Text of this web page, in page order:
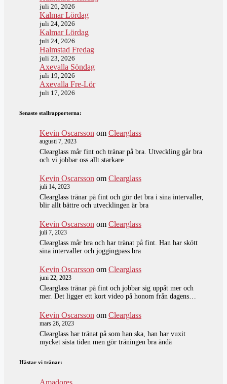
juli 26, 2026
Kalmar Lördag
juli 24, 2026
Kalmar Lördag
juli 24, 2026
Halmstad Fredag
juli 23, 2026
Axevalla Söndag
juli 19, 2026
Axevalla Fre-Lör
juli 17, 2026
Senaste stallrapporterna:
Kevin Oscarsson om Clearglass
augusti 7, 2023
Clearglass mår fint och tränar på bra. Utveckling går bra
och vi jobbar oss allt starkare
Kevin Oscarsson om Clearglass
juli 14, 2023
Clearglass tränar på fint och gör det bra i sina intervaller,
blir allt bättre och utvecklingen är bra
Kevin Oscarsson om Clearglass
juli 7, 2023
Clearglass mår bra och har tränat på fint. Han har skött
sina intervaller och joggingpass bra
Kevin Oscarsson om Clearglass
juni 22, 2023
Clearglass tränar på fint och jobbar sig uppåt mer och
mer. Det ligger ett kort video på honom från dagens…
Kevin Oscarsson om Clearglass
mars 26, 2023
Clearglass har tränat på som han ska, han har vuxit
mycket sista tiden men gör träningen bra ändå
Hästar vi tränar:
Amadores